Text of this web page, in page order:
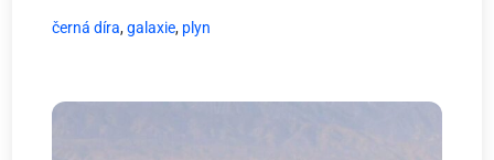
černá díra,galaxie, plyn